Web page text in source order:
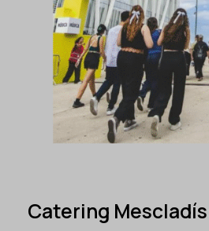
Catering Mescladís